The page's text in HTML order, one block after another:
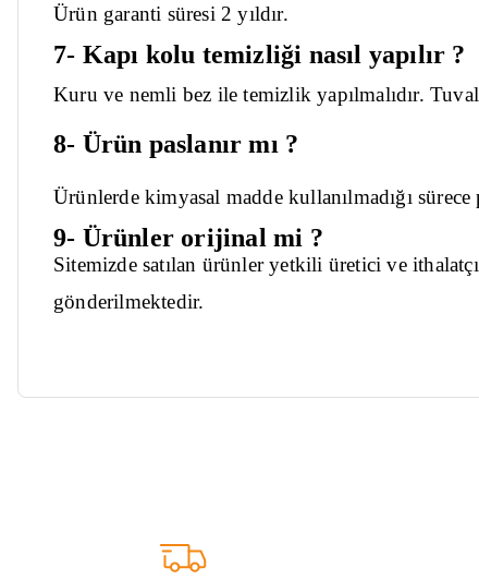
Ürün garanti süresi 2 yıldır.
7- Kapı kolu temizliği nasıl yapılır ?
Kuru ve nemli bez ile temizlik yapılmalıdır.
8- Ürün paslanır mı ?
Ürünlerde kimyasal madde kullanılmadığı
9- Ürünler orijinal mi ?
Sitemizde satılan ürünler yetkili üretici ve
gönderilmektedir.
Ürün açıklamasında eksik bilgiler bulunuyor.